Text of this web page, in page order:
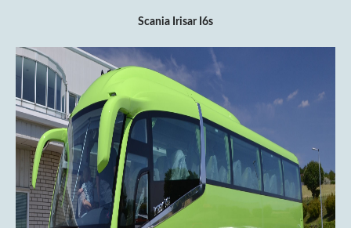
Scania Irisar I6s